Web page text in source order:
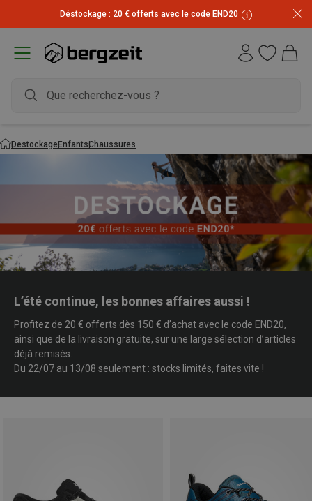
Déstockage : 20 € offerts avec le code END20
DestockageEnfantsChaussures
L’été continue, les bonnes affaires aussi !
Profitez de 20 € offerts dès 150 € d’achat avec le code END20,
ainsi que de la livraison gratuite, sur une large sélection d’articles
déjà remisés.
Du 22/07 au 13/08 seulement : stocks limités, faites vite !